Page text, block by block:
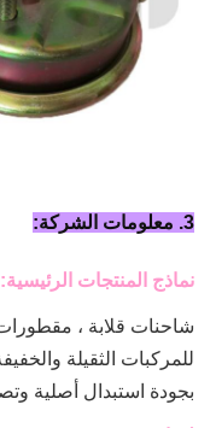
3. معلومات الشركة:
نماذج المنتجات الرئيسية:
شاحنات قلابة ،
للمركبات الثقيلة
بجودة استبدال أصلية